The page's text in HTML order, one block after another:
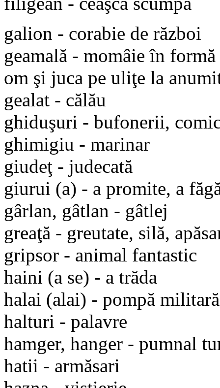
galion - corabie de război
geamală - momâie în
om şi juca pe uliţe la
gealat - călău
ghiduşuri - bufonerii,
ghimigiu - marinar
giudeţ - judecată
giurui (a) - a promite, a
gârlan, gâtlan - gâtlej
greaţă - greutate, silă,
gripsor - animal fantastic
haini (a se) - a trăda
halai (alai) - pompă militară
halturi - palavre
hamger, hanger - pumnal
hatii - armăsari